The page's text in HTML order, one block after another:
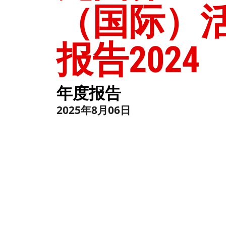
（国际）
报告2024
年度报告
2025年8月06日